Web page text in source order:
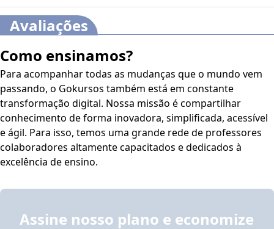
Avaliações
Como ensinamos?
Para acompanhar todas as mudanças que o mundo vem
passando, o Gokursos também está em constante
transformação digital. Nossa missão é compartilhar
conhecimento de forma inovadora, simplificada, acessível
e ágil. Para isso, temos uma grande rede de professores
colaboradores altamente capacitados e dedicados à
excelência de ensino.
Assine nosso plano e economize